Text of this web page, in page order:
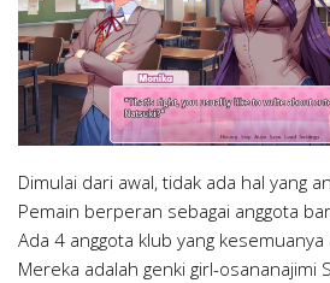
Dimulai dari awal, tidak ada hal yang
Pemain berperan sebagai anggota
Ada 4 anggota klub yang
Mereka adalah genki girl-osananajimi